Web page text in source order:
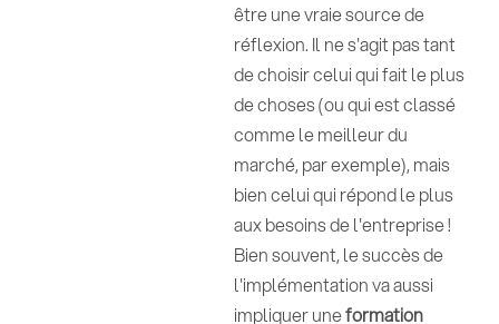
être une vraie source de
réflexion. Il ne s'agit pas tant
de choisir celui qui fait le plus
de choses (ou qui est classé
comme le meilleur du
marché, par exemple), mais
bien celui qui répond le plus
aux besoins de l'entreprise !
Bien souvent, le succès de
l'implémentation va aussi
impliquer uneformation